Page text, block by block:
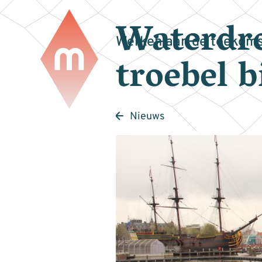
Werken aan de
troebel
Nieuws